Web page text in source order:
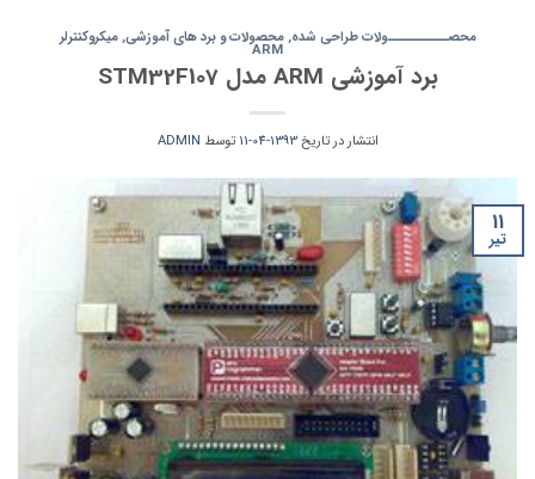
محصــــــــــولات طراحی شده,محصولات و برد های آموزشی,میکروکنترلر
ARM
برد آموزشی ARM مدل STM32F107
انتشار در تاریخ1393-04-11 توسط ADMIN
11
تیر